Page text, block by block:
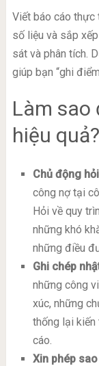
Viết báo cáo thực
số liệu và sắp
sát và phân tích.
giúp bạn “ghi
Làm sao
hiệu quả?
Chủ động
công nợ tại
Hỏi về quy
những khó
những điều
Ghi chép
những công
xúc, những
thống lại kiến
cáo.
Xin phép